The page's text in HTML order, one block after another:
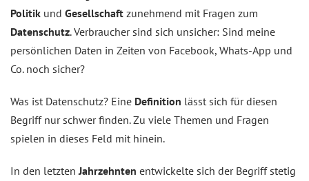
Politik und Gesellschaft zunehmend mit Fragen zum
Datenschutz. Verbraucher sind sich unsicher: Sind meine
persönlichen Daten in Zeiten von Facebook, Whats-App und
Co. noch sicher?
Was ist Datenschutz? Eine Definition lässt sich für diesen
Begriff nur schwer finden. Zu viele Themen und Fragen
spielen in dieses Feld mit hinein.
In den letztenJahrzehnten entwickelte sich der Begriff stetig